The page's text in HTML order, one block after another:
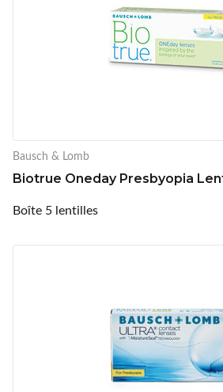
Bausch & Lomb
Biotrue Oneday Presbyopia
Boîte 5 lentilles